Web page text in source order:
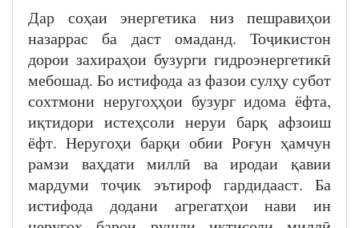
Дар соҳаи энергетика низ пешравиҳои
назаррас ба даст омаданд. Тоҷикистон
дорои захираҳои бузурги гидроэнергетикӣ
мебошад. Бо истифода аз фазои сулҳу субот
сохтмони неругоҳҳои бузург идома ёфта,
иқтидори истеҳсоли неруи барқ афзоиш
ёфт. Неругоҳи барқи обии Роғун ҳамчун
рамзи ваҳдати миллӣ ва иродаи қавии
мардуми тоҷик эътироф гардидааст. Ба
истифода додани агрегатҳои нави ин